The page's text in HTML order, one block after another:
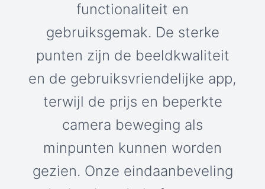
functionaliteit en
gebruiksgemak. De sterke
punten zijn de beeldkwaliteit
en de gebruiksvriendelijke app,
terwijl de prijs en beperkte
camera beweging als
minpunten kunnen worden
gezien. Onze eindaanbeveling